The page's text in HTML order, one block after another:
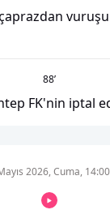
88’
FK'nin iptal
2026, Cuma, 14:00